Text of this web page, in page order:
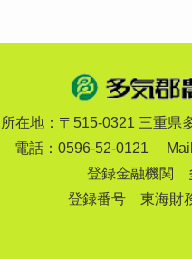
所在地：〒515-0321 三重県
電話：0596-52-0121 Mail
登録金融機関
登録番号 東海財